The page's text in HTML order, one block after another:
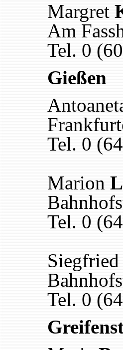
Margret
Am
Tel. 0
Gießen
Tel. 0
Marion
Tel. 0
Siegfried
Tel. 0